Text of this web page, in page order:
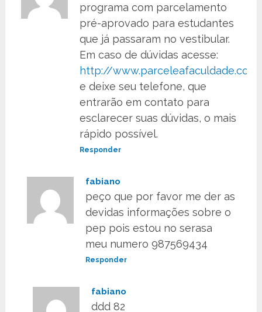
programa com parcelamento
pré-aprovado para estudantes
que já passaram no vestibular.
Em caso de dúvidas acesse:
http://
e deixe seu telefone, que
entrarão em contato para
esclarecer suas dúvidas, o mais
rápido possível.
Responder
fabiano
peço que por favor me der as
devidas informações sobre o
pep pois estou no serasa
meu numero 987569434
Responder
fabiano
ddd 82